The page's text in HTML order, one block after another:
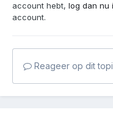
account hebt, log dan nu
account.
Reageer op dit